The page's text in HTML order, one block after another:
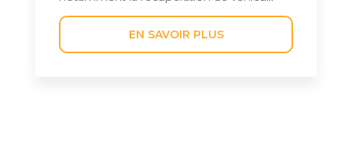
EN SAVOIR PLUS